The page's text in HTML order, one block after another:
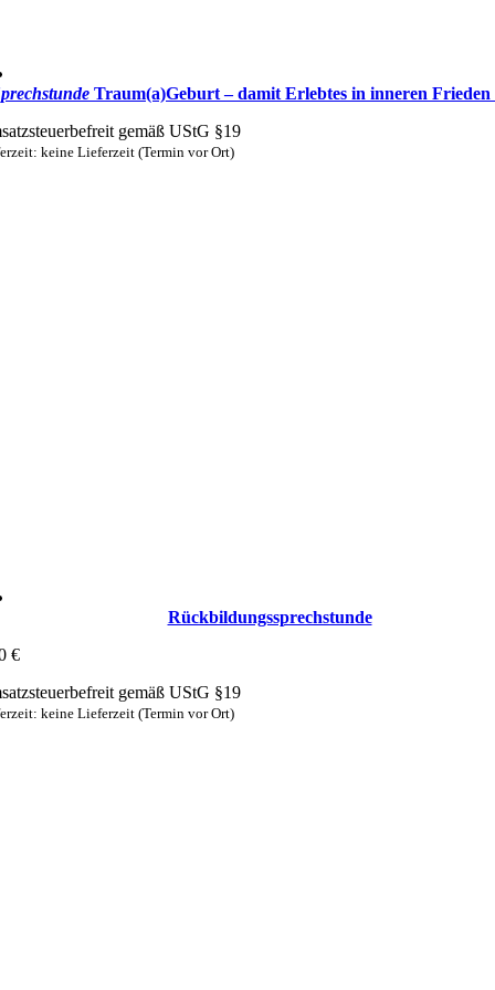
Traum(a)Geburt – damit Erlebtes in inneren
gemäß UStG §19
keine Lieferzeit (Termin vor Ort)
Rückbildungs­sprechstunde
€
gemäß UStG §19
keine Lieferzeit (Termin vor Ort)